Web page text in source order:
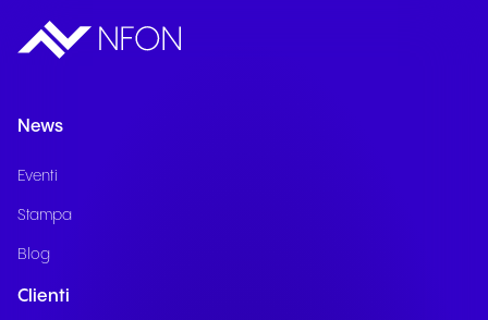
News
Eventi
Stampa
Blog
Clienti